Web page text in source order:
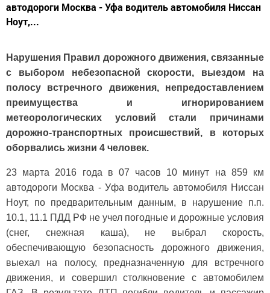
автодороги Москва - Уфа водитель автомобиля Ниссан
Ноут,...
Нарушения Правил дорожного движения, связанные
с выбором небезопасной скорости, выездом на
полосу встречного движения, непредоставлением
преимущества и игнорированием
метеорологических условий стали причинами
дорожно-транспортных происшествий, в которых
оборвались жизни 4 человек.
23 марта 2016 года в 07 часов 10 минут на 859 км
автодороги Москва - Уфа водитель автомобиля Ниссан
Ноут, по предварительным данным, в нарушение п.п.
10.1, 11.1 ПДД РФ не учел погодные и дорожные условия
(снег, снежная каша), не выбрал скорость,
обеспечивающую безопасность дорожного движения,
выехал на полосу, предназначенную для встречного
движения, и совершил столкновение с автомобилем